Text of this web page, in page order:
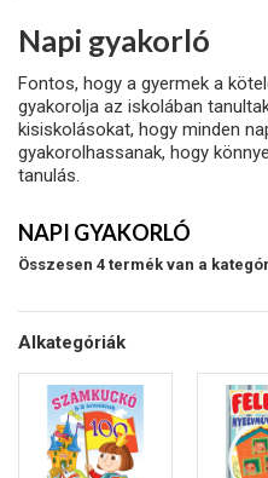
Napi gyakorló
Fontos, hogy a gyermek a
gyakorolja az iskolában
kisiskolásokat, hogy minden
gyakorolhassanak, hogy
tanulás.
NAPI GYAKORLÓ
Összesen 4 termék van a
Alkategóriák